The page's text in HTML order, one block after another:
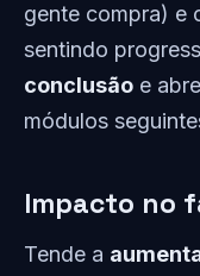
gente compra) e
sentindo
conclusão e
módulos
Impacto no
Tende a